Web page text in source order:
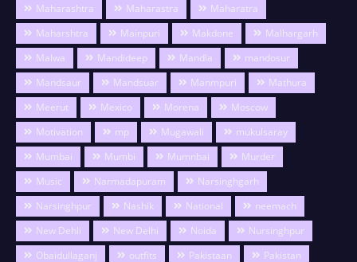
Maharashtra
Maharastra
Maharatra
Maharshtra
Mainpuri Makdone
Malhargarh
Malwa
Mandideep Mandla
mandosur
Mandsaur
Mandsuar Manmpuri
Mathura
Meerut
Mexico Morena
Moscow
Motivation
mp Mugawali
mukulsaray
Mumbai
Mumbi Mumnbai
Murder
Music
Narmadapuram
Narsinghgarh
Narsinghpur
Nashik National
neemach
New Dehli
New Delhi Noida
Nursinghpur
Obaidullaganj
outfits Pakistaan
Pakistan